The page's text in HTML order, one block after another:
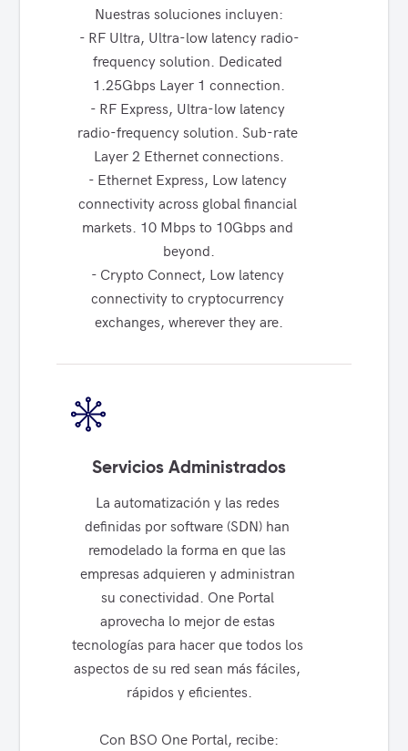
Nuestras soluciones incluyen:
- RF Ultra, Ultra-low latency radio-
frequency solution. Dedicated
1.25Gbps Layer 1 connection.
- RF Express, Ultra-low latency
radio-frequency solution. Sub-rate
Layer 2 Ethernet connections.
- Ethernet Express, Low latency
connectivity across global financial
markets. 10 Mbps to 10Gbps and
beyond.
- Crypto Connect, Low latency
connectivity to cryptocurrency
exchanges, wherever they are.
Servicios Administrados
La automatización y las redes
definidas por software (SDN) han
remodelado la forma en que las
empresas adquieren y administran
su conectividad. One Portal
aprovecha lo mejor de estas
tecnologías para hacer que todos los
aspectos de su red sean más fáciles,
rápidos y eficientes.
Con BSO One Portal, recibe: